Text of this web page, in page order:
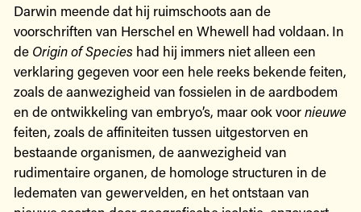
Darwin meende dat hij ruimschoots aan de
voorschriften van Herschel en Whewell had voldaan. In
de Origin of Species had hij immers niet alleen een
verklaring gegeven voor een hele reeks bekende feiten,
zoals de aanwezigheid van fossielen in de aardbodem
en de ontwikkeling van embryo’s, maar ook voornieuwe
feiten, zoals de affiniteiten tussen uitgestorven en
bestaande organismen, de aanwezigheid van
rudimentaire organen, de homologe structuren in de
ledematen van gewervelden, en het ontstaan van